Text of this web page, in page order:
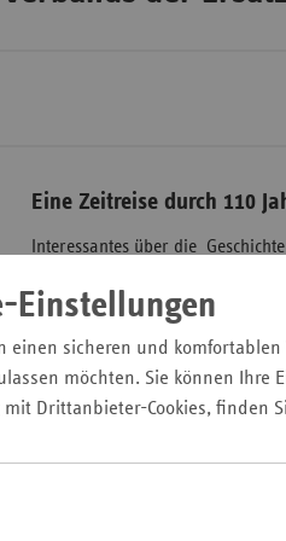
Einstellungen
einen sicheren und
möchten. Sie können Ihre
Drittanbieter-Cookies, finden
Eine Zeitreise durch 110
Interessantes über die